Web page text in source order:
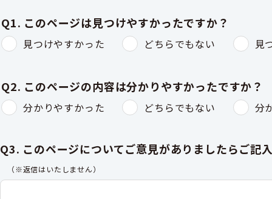
Q1. このページは見つけやすかったですか？
見つけやすかった どちらでもない 見
Q2. このページの内容は分かりやすかったですか？
分かりやすかった どちらでもない 分
Q3. このページについてご意見がありましたらご記
（※返信はいたしません）